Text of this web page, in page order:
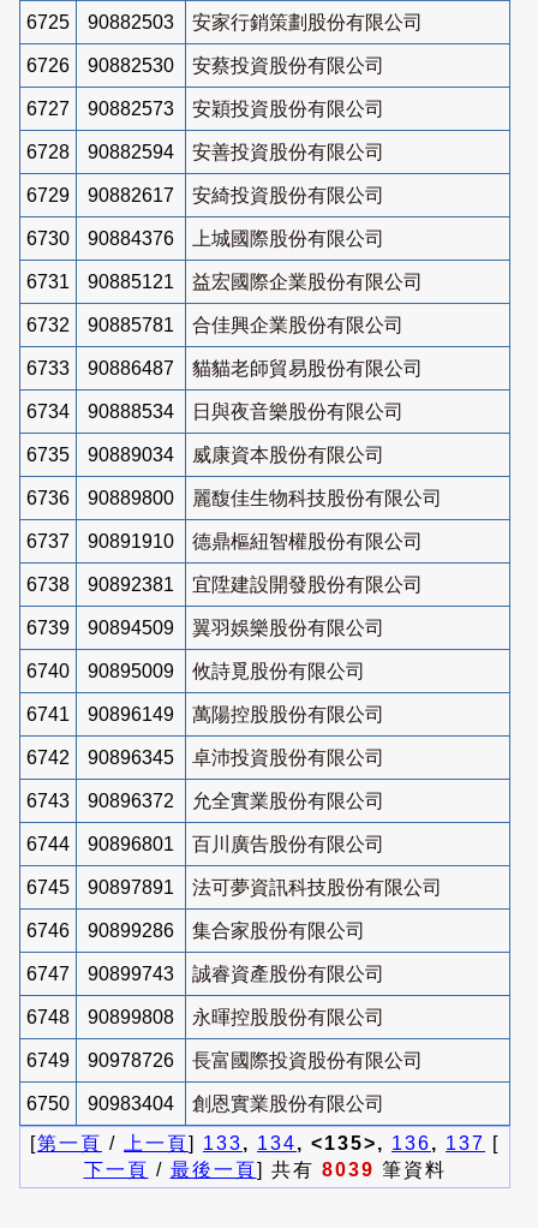
6725 90882503 安家行銷策劃股份有限公司
6726 90882530 安蔡投資股份有限公司
6727 90882573 安穎投資股份有限公司
6728 90882594 安善投資股份有限公司
6729 90882617 安綺投資股份有限公司
6730 90884376 上城國際股份有限公司
6731 90885121 益宏國際企業股份有限公司
6732 90885781 合佳興企業股份有限公司
6733 90886487 貓貓老師貿易股份有限公司
6734 90888534 日與夜音樂股份有限公司
6735 90889034 威康資本股份有限公司
6736 90889800 麗馥佳生物科技股份有限公司
6737 90891910 德鼎樞紐智權股份有限公司
6738 90892381 宜陞建設開發股份有限公司
6739 90894509 翼羽娛樂股份有限公司
6740 90895009 攸詩覓股份有限公司
6741 90896149 萬陽控股股份有限公司
6742 90896345 卓沛投資股份有限公司
6743 90896372 允全實業股份有限公司
6744 90896801 百川廣告股份有限公司
6745 90897891 法可夢資訊科技股份有限公司
6746 90899286 集合家股份有限公司
6747 90899743 誠睿資產股份有限公司
6748 90899808 永暉控股股份有限公司
6749 90978726 長富國際投資股份有限公司
6750 90983404
創恩實業股份有限公司
[第一頁 / 上一頁] 133, 134, <135>, 136, 137 [
下一頁 / 最後一頁] 共有 8039 筆資料